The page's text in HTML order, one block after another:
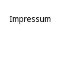
Impressum